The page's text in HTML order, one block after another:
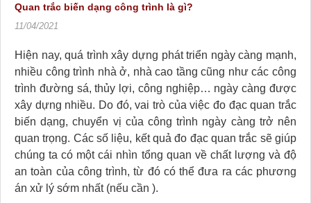
Quan trắc biến dạng công trình là gì?
11/04/2021
Hiện nay, quá trình xây dựng phát triển ngày càng mạnh,
nhiều công trình nhà ở, nhà cao tầng cũng như các công
trình đường sá, thủy lợi, công nghiệp… ngày càng được
xây dựng nhiều. Do đó, vai trò của việc đo đạc quan trắc
biến dạng, chuyển vị của công trình ngày càng trở nên
quan trọng. Các số liệu, kết quả đo đạc quan trắc sẽ giúp
chúng ta có một cái nhìn tổng quan về chất lượng và độ
an toàn của công trình, từ đó có thể đưa ra các phương
án xử lý sớm nhất (nếu cần ).